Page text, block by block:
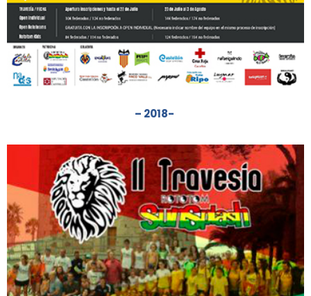
– 2018-